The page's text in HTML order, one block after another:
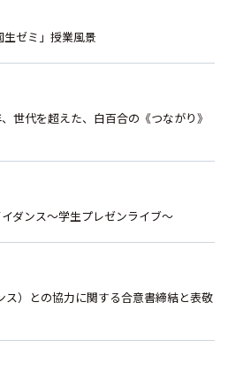
ゼミ」授業風景
世代を超えた、白百合の《つながり》
ダンス～学生プレゼンライブ～
ス）との協力に関する合意書締結と表敬